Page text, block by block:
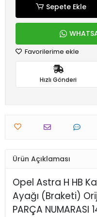
Sepete Ekle
Favorilerime ekle
Hızlı Gönderi
Ürün Açıklaması
Opel Astra H HB
Ayağı (Braketi)
PARÇA